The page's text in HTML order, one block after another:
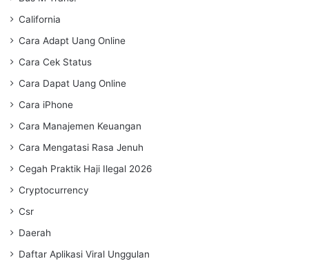
California
Cara Adapt Uang Online
Cara Cek Status
Cara Dapat Uang Online
Cara iPhone
Cara Manajemen Keuangan
Cara Mengatasi Rasa Jenuh
Cegah Praktik Haji Ilegal 2026
Cryptocurrency
Csr
Daerah
Daftar Aplikasi Viral Unggulan